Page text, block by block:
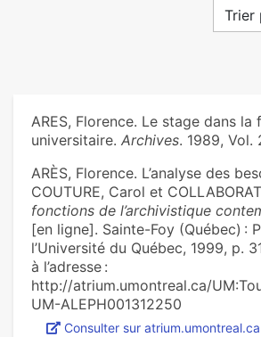
Trier
ARES, Florence. Le stage dans la
universitaire. Archives. 1989, Vol.
ARÈS, Florence. L’analyse des
COUTURE, Carol et
fonctions de l’archivistique
[en ligne]. Sainte-Foy (Québec) :
l’Université du Québec, 1999, p.
à l’adresse :
http://atrium.umontreal.ca/
UM-ALEPH001312250
Consulter sur atrium.umontreal.ca